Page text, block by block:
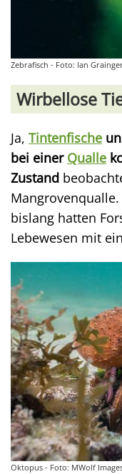
Zebrafisch - Foto: Ian
Wirbellose
Ja, Tintenfische
bei einer Qualle
Zustand
bislang hatten
Lebewesen mit
Oktopus - Foto: MWolf